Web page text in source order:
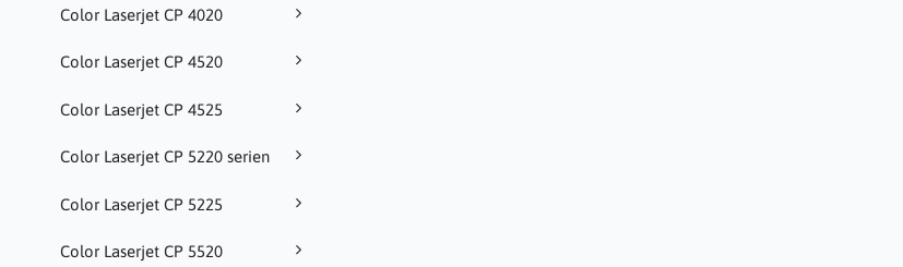
Color Laserjet CP 4020
Color Laserjet CP 4520
Color Laserjet CP 4525
Color Laserjet CP 5220 serien
Color Laserjet CP 5225
Color Laserjet CP 5520